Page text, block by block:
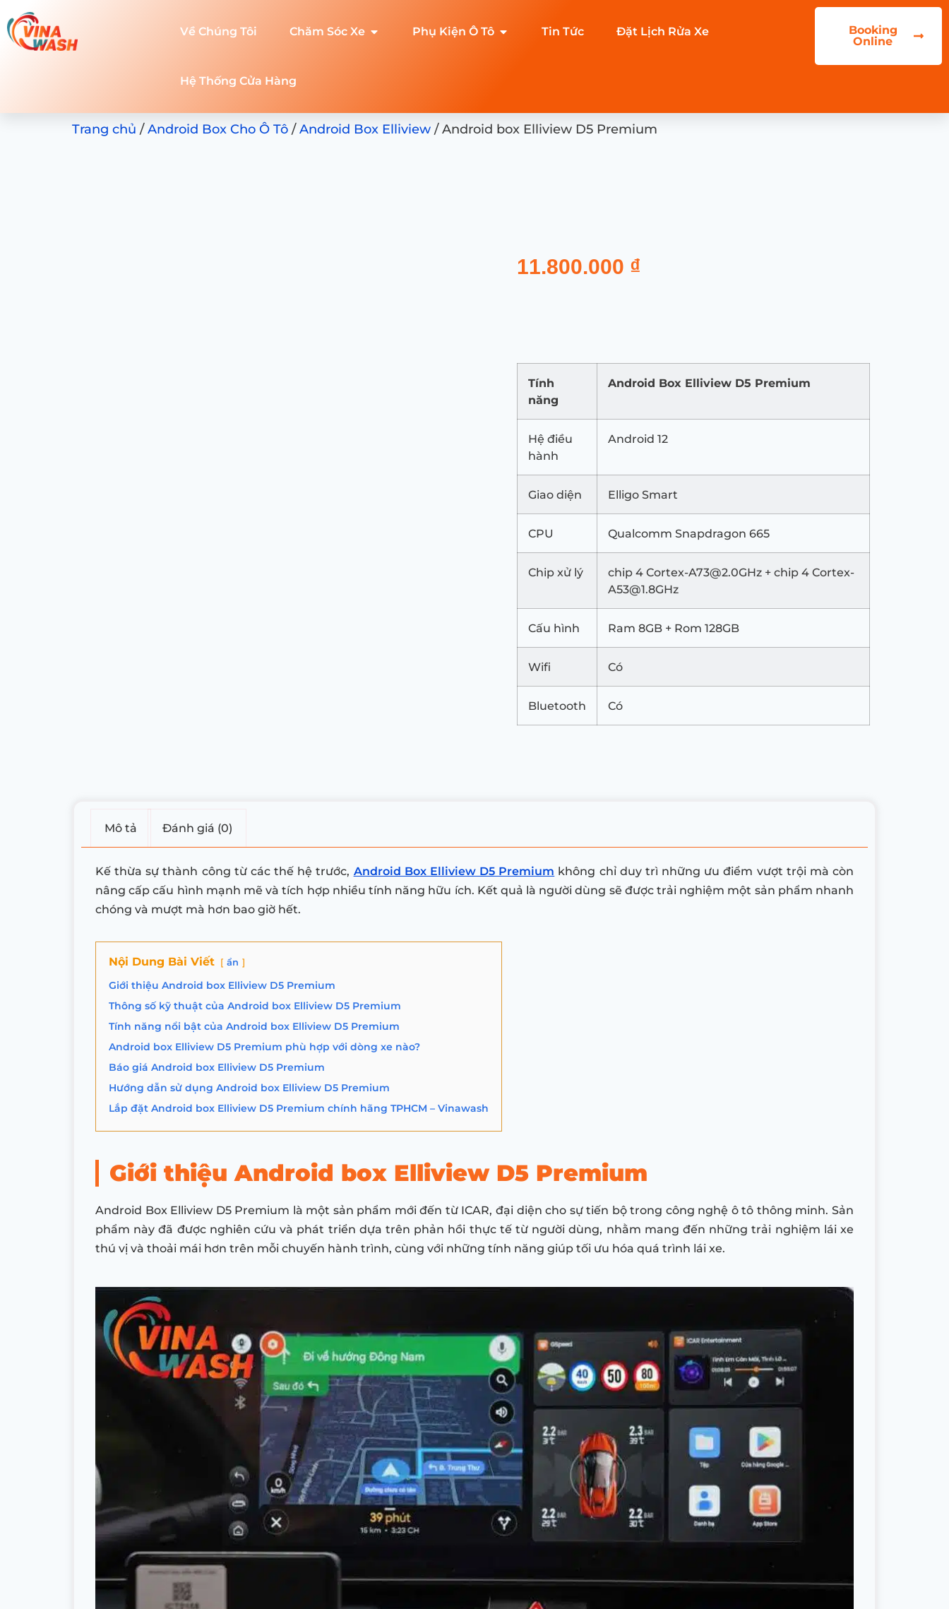
Về Chúng Tôi Chăm Sóc Xe Phụ Kiện Ô Tô Tin Tức Đặt Lịch Rửa Xe
Hệ Thống Cửa Hàng
Booking
Online
Trang chủ /Android Box Cho Ô Tô /Android Box Elliview / Android box Elliview D5 Premium
11.800.000 ₫
Tính
năng
Android Box Elliview D5 Premium
Hệ điều
hành
Android 12
Giao diện Elligo Smart
CPU Qualcomm Snapdragon 665
Chip xử lý chip 4 Cortex-A73@2.0GHz + chip 4 Cortex-
A53@1.8GHz
Cấu hình Ram 8GB + Rom 128GB
Wifi Có
Bluetooth Có
Mô tả Đánh giá (0)
Kế thừa sự thành công từ các thế hệ trước, Android Box Elliview D5 Premium không chỉ duy trì những ưu điểm vượt trội mà còn
nâng cấp cấu hình mạnh mẽ và tích hợp nhiều tính năng hữu ích. Kết quả là người dùng sẽ được trải nghiệm một sản phẩm nhanh
chóng và mượt mà hơn bao giờ hết.
Nội Dung Bài Viết ẩn
Giới thiệu Android box Elliview D5 Premium
Thông số kỹ thuật của Android box Elliview D5 Premium
Tính năng nổi bật của Android box Elliview D5 Premium
Android box Elliview D5 Premium phù hợp với dòng xe nào?
Báo giá Android box Elliview D5 Premium
Hướng dẫn sử dụng Android box Elliview D5 Premium
Lắp đặt Android box Elliview D5 Premium chính hãng TPHCM – Vinawash
Giới thiệu Android box Elliview D5 Premium
Android Box Elliview D5 Premium là một sản phẩm mới đến từ ICAR, đại diện cho sự tiến bộ trong công nghệ ô tô thông minh. Sản
phẩm này đã được nghiên cứu và phát triển dựa trên phản hồi thực tế từ người dùng, nhằm mang đến những trải nghiệm lái xe
thú vị và thoải mái hơn trên mỗi chuyến hành trình, cùng với những tính năng giúp tối ưu hóa quá trình lái xe.